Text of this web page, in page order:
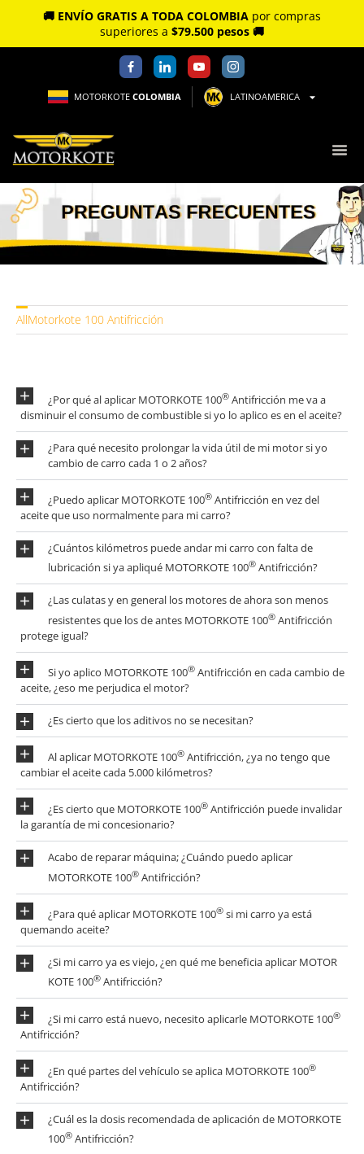
🚚 ENVÍO GRATIS A TODA COLOMBIA por compras
superiores a $79.500 pesos 🚚
MOTORKOTE COLOMBIA LATINOAMERICA
PREGUNTAS FRECUENTES
AllMotorkote 100 Antifricción
¿Por qué al aplicar MOTORKOTE 100® Antifricción me va a
disminuir el consumo de combustible si yo lo aplico es en el aceite?
¿Para qué necesito prolongar la vida útil de mi motor si yo
cambio de carro cada 1 o 2 años?
¿Puedo aplicar MOTORKOTE 100® Antifricción en vez del
aceite que uso normalmente para mi carro?
¿Cuántos kilómetros puede andar mi carro con falta de
lubricación si ya apliqué MOTORKOTE 100® Antifricción?
¿Las culatas y en general los motores de ahora son menos
resistentes que los de antes MOTORKOTE 100® Antifricción
protege igual?
Si yo aplico MOTORKOTE 100® Antifricción en cada cambio de
aceite, ¿eso me perjudica el motor?
¿Es cierto que los aditivos no se necesitan?
Al aplicar MOTORKOTE 100® Antifricción, ¿ya no tengo que
cambiar el aceite cada 5.000 kilómetros?
¿Es cierto que MOTORKOTE 100® Antifricción puede invalidar
la garantía de mi concesionario?
Acabo de reparar máquina; ¿Cuándo puedo aplicar
MOTORKOTE 100® Antifricción?
¿Para qué aplicar MOTORKOTE 100® si mi carro ya está
quemando aceite?
¿Si mi carro ya es viejo, ¿en qué me beneficia aplicar MOTOR
KOTE 100® Antifricción?
¿Si mi carro está nuevo, necesito aplicarle MOTORKOTE 100®
Antifricción?
¿En qué partes del vehículo se aplica MOTORKOTE 100®
Antifricción?
¿Cuál es la dosis recomendada de aplicación de MOTORKOTE
100® Antifricción?